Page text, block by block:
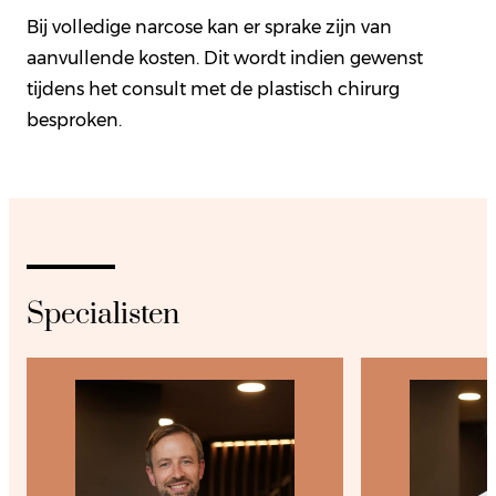
Bij volledige narcose kan er sprake zijn van
aanvullende kosten. Dit wordt indien gewenst
tijdens het consult met de plastisch chirurg
besproken.
Specialisten